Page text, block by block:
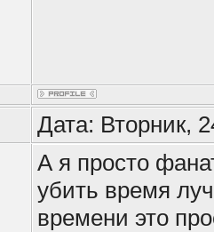
Дата: Вторник,
А я просто
убить время
времени это